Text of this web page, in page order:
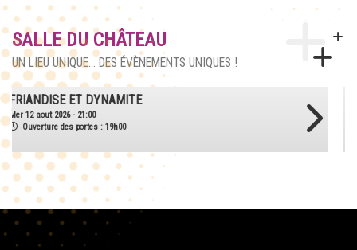
SALLE DU CHÂTEAU
UN LIEU UNIQUE... DES ÉVÈNEMENTS UNIQUES !
AFTERWORK TRIBUTE LA FRENCH TEUF
Jeu 27 aout 2026 - 21:00
Ouverture des portes : 18h30